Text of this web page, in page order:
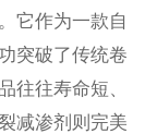
它作为一款自
突破了传统卷
往往寿命短、
减渗剂则完美